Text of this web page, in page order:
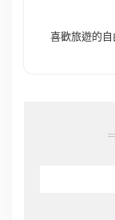
喜歡旅遊的